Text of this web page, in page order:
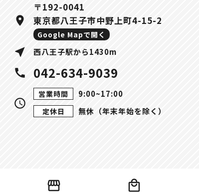
location_on
〒192-0041
東京都八王子市中野上町4-15-2
Google Mapで開く
near_me 西八王子駅から1430m
call 042-634-9039
query_builder
営業時間 9:00~17:00
定休日 無休（年末年始を除く）